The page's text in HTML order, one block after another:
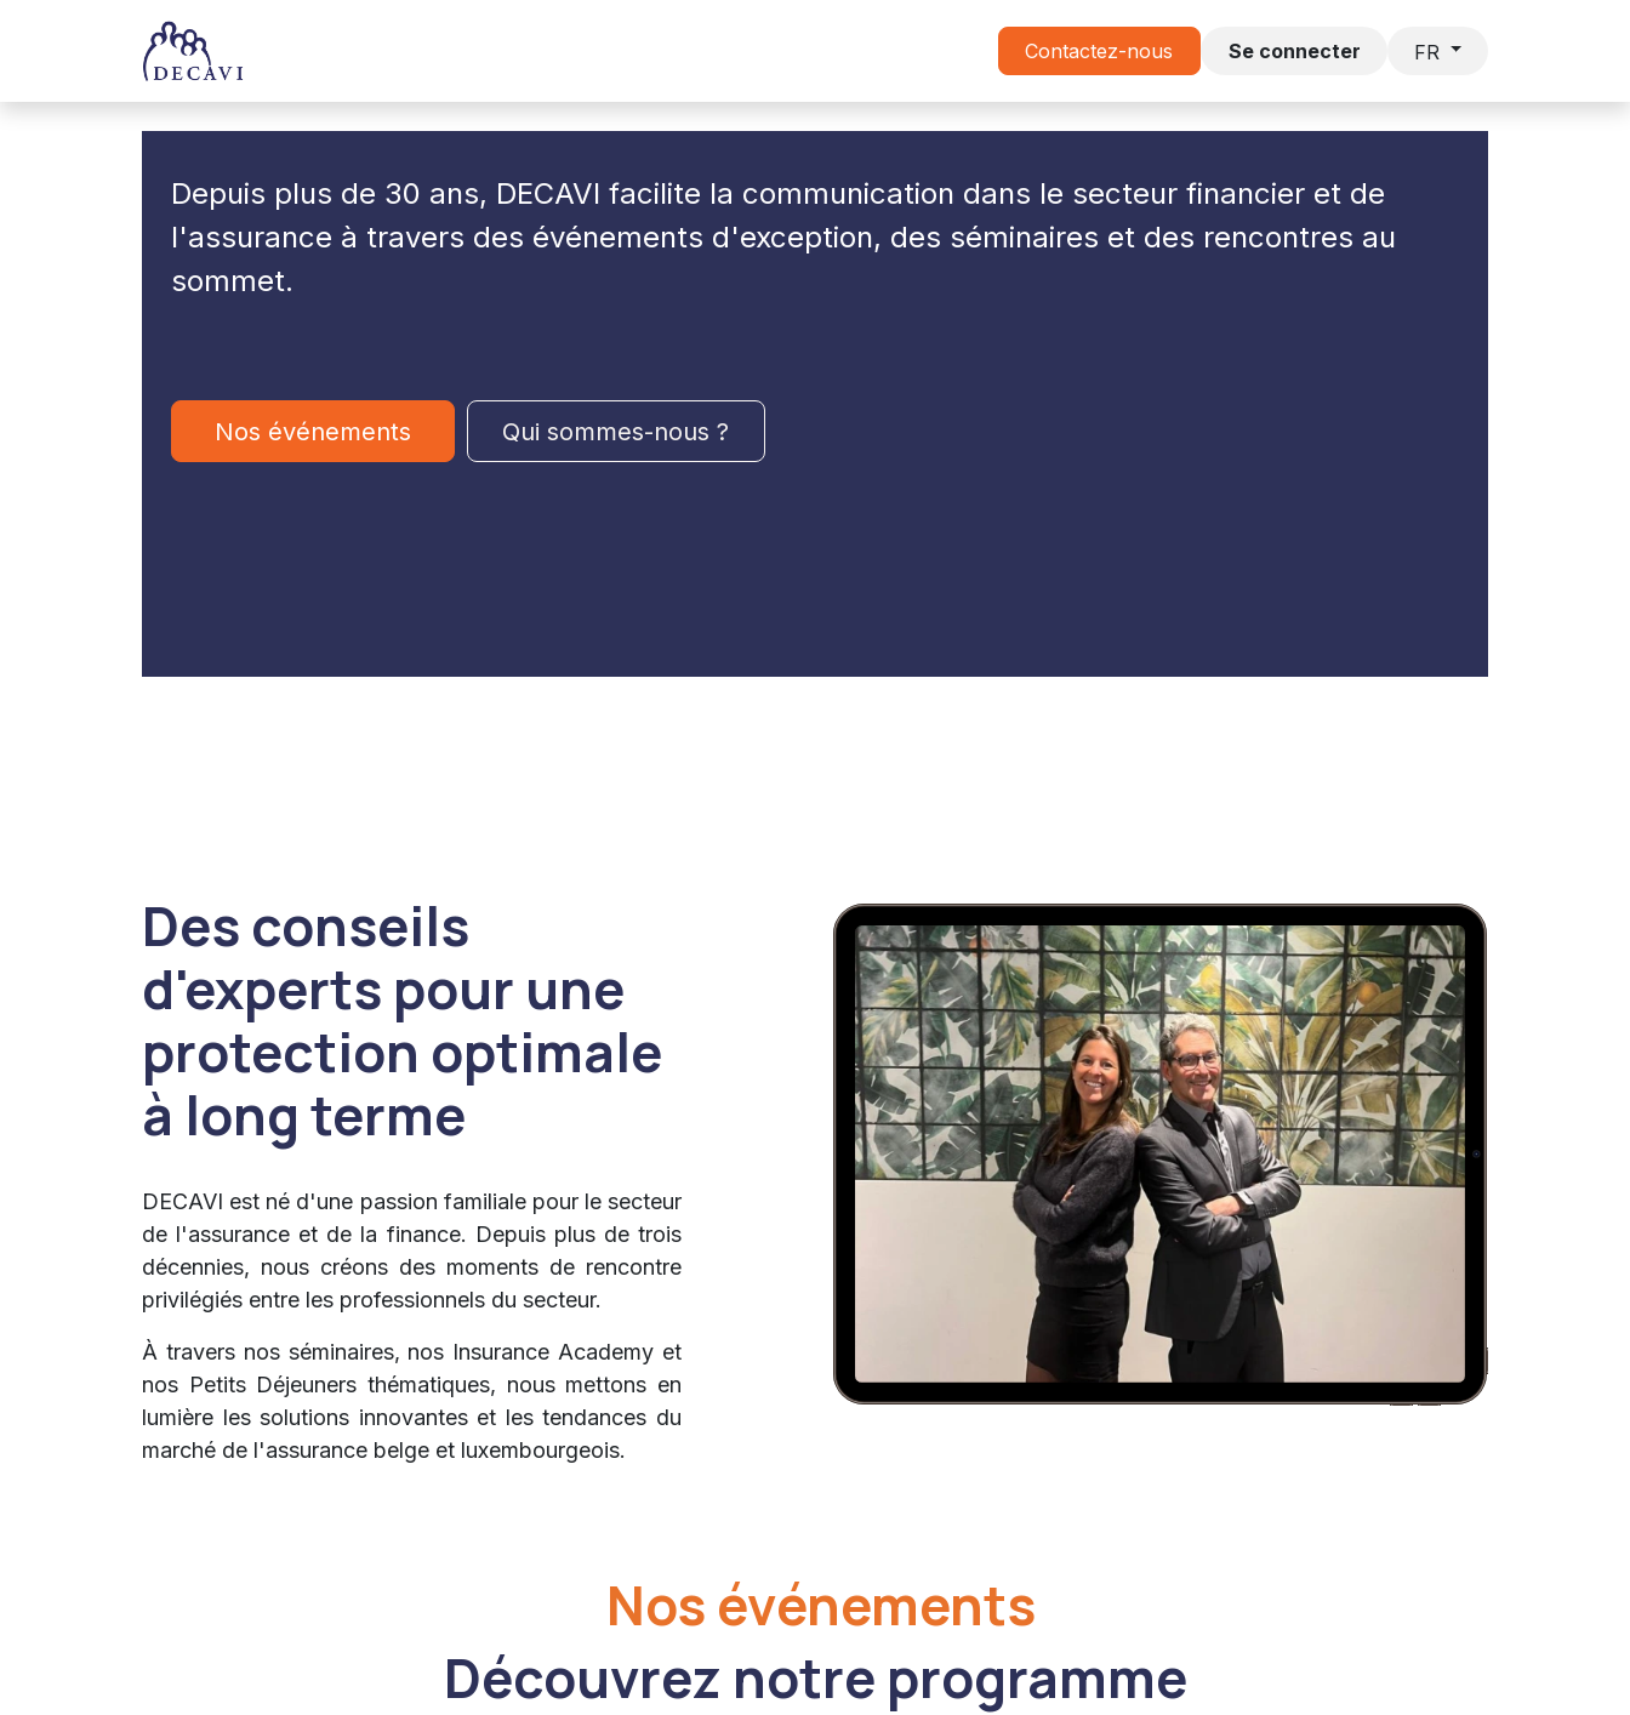
Petits Déjeuners Lettre DECAVI
Contactez-nous Se connecter FR
Depuis plus de 30 ans, DECAVI facilite la communication dans le secteur financier et de
l'assurance à travers des événements d'exception, des séminaires et des rencontres au
sommet.
Nos événements Qui sommes-nous ?
Des conseils
d'experts pour une
protection optimale
à long terme
DECAVI est né d'une passion familiale pour le secteur
de l'assurance et de la finance. Depuis plus de trois
décennies, nous créons des moments de rencontre
privilégiés entre les professionnels du secteur.
À travers nos séminaires, nos Insurance Academy et
nos Petits Déjeuners thématiques, nous mettons en
lumière les solutions innovantes et les tendances du
marché de l'assurance belge et luxembourgeois.
Nos événements
Découvrez notre programme